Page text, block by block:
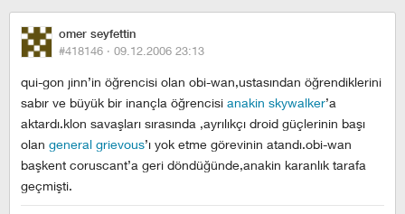
omer seyfettin
#418146 · 09.12.2006 23:13
qui-gon jinn’in öğrencisi olan obi-wan,ustasından öğrendiklerini
sabır ve büyük bir inançla öğrencisi anakin skywalker’a
aktardı.klon savaşları sırasında ,ayrılıkçı droid güçlerinin başı
olan general grievous’ı yok etme görevinin atandı.obi-wan
başkent coruscant’a geri döndüğünde,anakin karanlık tarafa
geçmişti.